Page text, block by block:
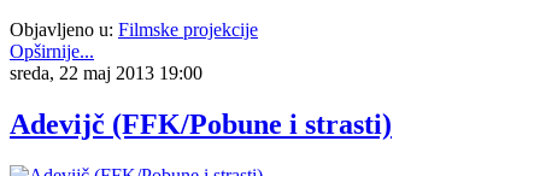
Objavljeno u: Filmske projekcije
Opširnije...
sreda, 22 maj 2013 19:00
Adevijč (FFK/Pobune i strasti)